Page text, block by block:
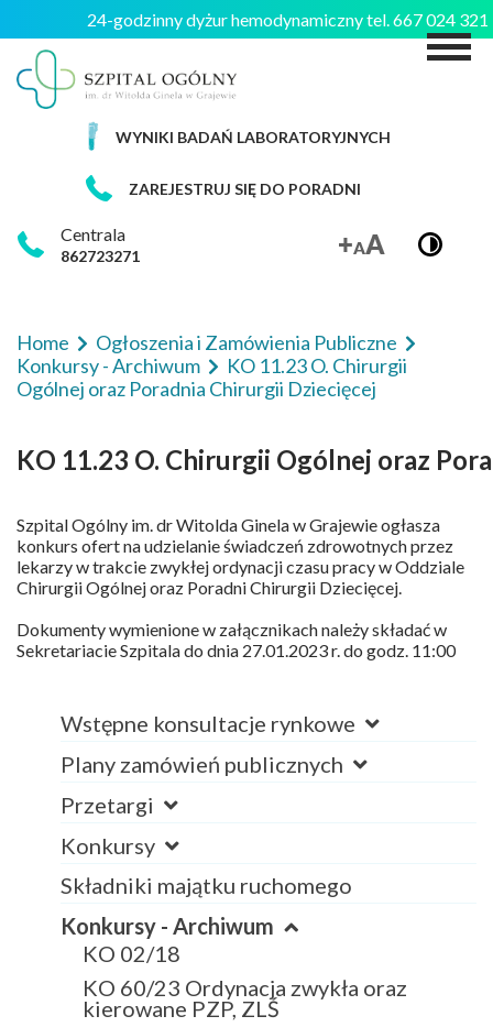
24-godzinny dyżur hemodynamiczny tel. 667 024
WYNIKI BADAŃ LABORATORYJNYCH
ZAREJESTRUJ SIĘ DO PORADNI
Centrala
862723271
Home
Ogłoszenia i Zamówienia Publiczne
Konkursy - Archiwum
KO 11.23 O. Chirurgii
Ogólnej oraz Poradnia Chirurgii Dziecięcej
Wstępne konsultacje rynkowe
Plany zamówień publicznych
Przetargi
Konkursy
Składniki majątku ruchomego
Konkursy - Archiwum
KO 02/18
KO 60/23 Ordynacja zwykła oraz
kierowane PZP, ZLŚ
KO 11.23 O. Chirurgii Ogólnej oraz
Szpital Ogólny im. dr Witolda Ginela w Grajewie ogłasza
konkurs ofert na udzielanie świadczeń zdrowotnych przez
lekarzy w trakcie zwykłej ordynacji czasu pracy w Oddziale
Chirurgii Ogólnej oraz Poradni Chirurgii Dziecięcej.
Dokumenty wymienione w załącznikach należy składać w
Sekretariacie Szpitala do dnia 27.01.2023 r. do godz. 11:00